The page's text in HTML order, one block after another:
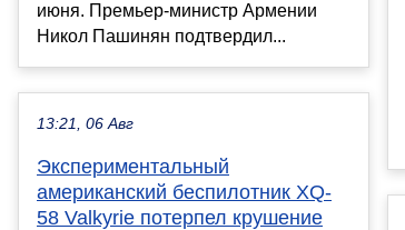
июня. Премьер-министр Армении
Никол Пашинян подтвердил...
13:21, 06 Авг
Экспериментальный
американский беспилотник XQ-
58 Valkyrie потерпел крушение